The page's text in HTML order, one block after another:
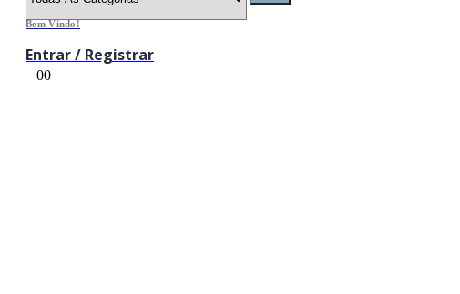
Bem Vindo!
Entrar / Registrar
00